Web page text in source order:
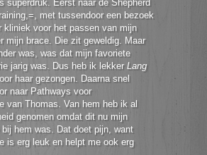
superdruk. Eerst naar de Shepherd
met tussendoor een bezoek
kliniek voor het passen van mijn
mijn brace. Die zit geweldig. Maar
was, was dat mijn favoriete
jarig was. Dus heb ik lekkerLang
haar gezongen. Daarna snel
naar Pathways voor
van Thomas. Van hem heb ik al
genomen omdat dit nu mijn
hem was. Dat doet pijn, want
is erg leuk en helpt me ook erg